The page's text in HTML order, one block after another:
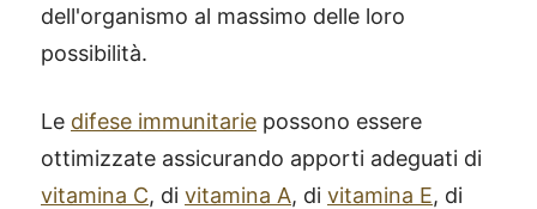
dell'organismo al massimo delle loro
possibilità.
Le difese immunitarie possono essere
ottimizzate assicurando apporti adeguati di
vitamina C, di vitamina A, di vitamina E, di